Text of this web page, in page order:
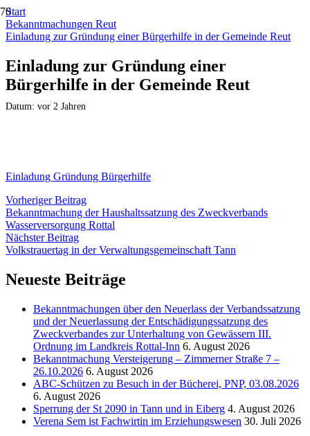
Start
Bekanntmachungen Reut
Einladung zur Gründung einer Bürgerhilfe in der Gemeinde Reut
Einladung zur Gründung einer
Bürgerhilfe in der Gemeinde Reut
Datum: vor 2 Jahren
Einladung Gründung Bürgerhilfe
Vorheriger Beitrag
Bekanntmachung der Haushaltssatzung des Zweckverbands
Wasserversorgung Rottal
Nächster Beitrag
Volkstrauertag in der Verwaltungsgemeinschaft Tann
Neueste Beiträge
Bekanntmachungen über den Neuerlass der Verbandssatzung
und der Neuerlassung der Entschädigungssatzung des
Zweckverbandes zur Unterhaltung von Gewässern III.
Ordnung im Landkreis Rottal-Inn 6. August 2026
Bekanntmachung Versteigerung – Zimmerner Straße 7 –
26.10.2026 6. August 2026
ABC-Schützen zu Besuch in der Bücherei, PNP, 03.08.2026
6. August 2026
Sperrung der St 2090 in Tann und in Eiberg 4. August 2026
Verena Sem ist Fachwirtin im Erziehungswesen 30. Juli 2026